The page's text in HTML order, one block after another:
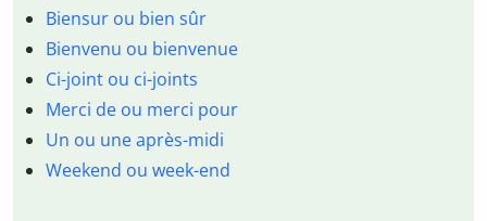
Biensur ou bien sûr
Bienvenu ou bienvenue
Ci-joint ou ci-joints
Merci de ou merci pour
Un ou une après-midi
Weekend ou week-end